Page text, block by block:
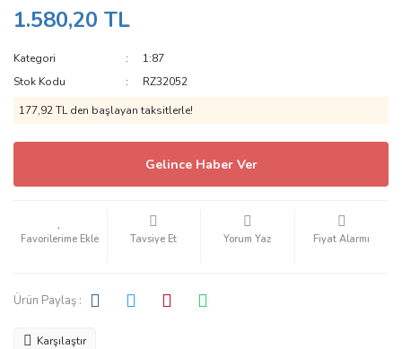
1.580,20 TL
Kategori
1:87
Stok Kodu
RZ32052
177,92 TL den başlayan taksitlerle!
Gelince Haber Ver
Tavsiye Et Yorum Yaz Fiyat Alarmı
Ürün Paylaş :
Karşılaştır